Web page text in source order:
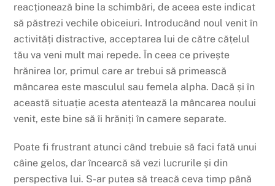
reacționează bine la schimbări, de aceea este indicat
să păstrezi vechile obiceiuri. Introducând noul venit în
activități distractive, acceptarea lui de către cățelul
tău va veni mult mai repede. În ceea ce privește
hrănirea lor, primul care ar trebui să primească
mâncarea este masculul sau femela alpha. Dacă și în
această situație acesta atentează la mâncarea noului
venit, este bine să îi hrăniți în camere separate.
Poate fi frustrant atunci când trebuie să faci fată unui
câine gelos, dar încearcă să vezi lucrurile și din
perspectiva lui. S-ar putea să treacă ceva timp până